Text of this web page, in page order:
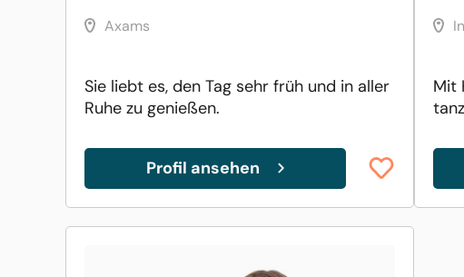
Axams
Sie liebt es, den Tag sehr früh und in aller
Ruhe zu genießen.
Profil ansehen
Mit